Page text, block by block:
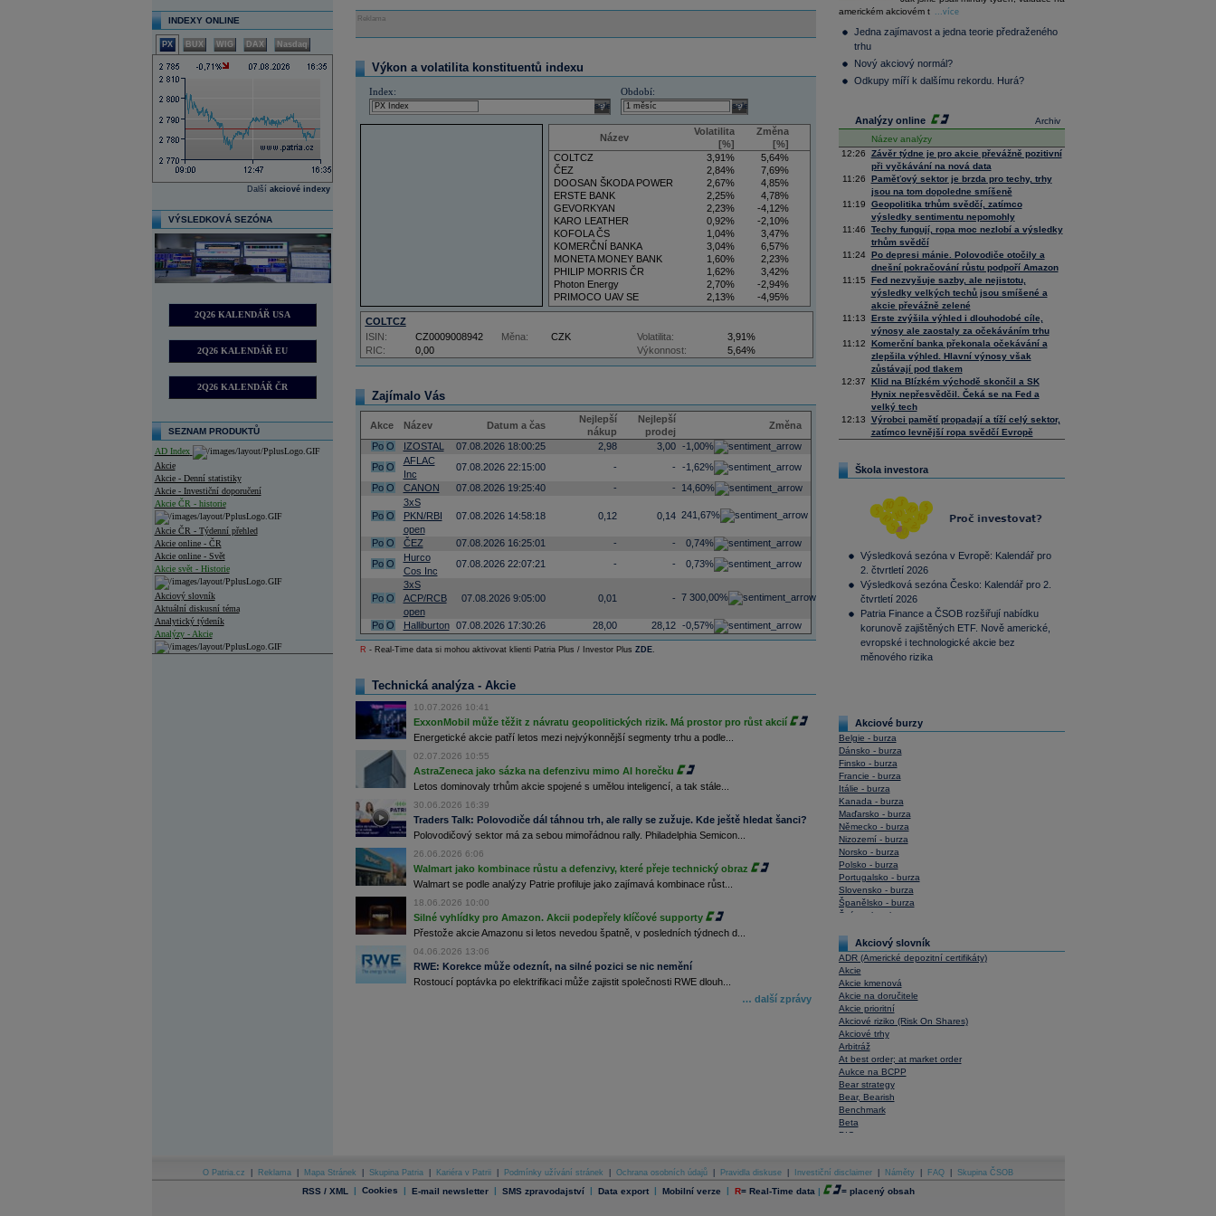
INDEXY ONLINE
PX BUX WIG DAX Nasdaq
Další akciové indexy
VÝSLEDKOVÁ SEZÓNA
2Q26 KALENDÁŘ USA
2Q26 KALENDÁŘ EU
2Q26 KALENDÁŘ ČR
SEZNAM PRODUKTŮ
AD Index
Akcie
Akcie - Denní statistiky
Akcie - Investiční doporučení
Akcie ČR - historie
Akcie ČR - Týdenní přehled
Akcie online - ČR
Akcie online - Svět
Akcie svět - Historie
Akciový slovník
Aktuální diskusní téma
Analytický týdeník
Analýzy - Akcie
Databanka - Ceny
Reklama
Výkon a volatilita konstituentů indexu
Index:
select
Období:
select
Název
Volatilita
[%]
Změna
[%]
COLTCZ
3,91%
5,64%
ČEZ
2,84%
7,69%
DOOSAN ŠKODA POWER
2,67%
4,85%
ERSTE BANK
2,25%
4,78%
GEVORKYAN
2,23%
-4,12%
KARO LEATHER
0,92%
-2,10%
KOFOLA ČS
1,04%
3,47%
KOMERČNÍ BANKA
3,04%
6,57%
MONETA MONEY BANK
1,60%
2,23%
PHILIP MORRIS ČR
1,62%
3,42%
Photon Energy
2,70%
-2,94%
PRIMOCO UAV SE
2,13%
-4,95%
VIG
4,09%
11,61%
COLTCZ
RIC: 0,00
ISIN: CZ0009008942 Měna: CZK Volatilita:
3,91%
Výkonnost:
5,64%
Zajímalo Vás
Akce Název Datum a čas
Nejlepší
nákup
Nejlepší
prodej
Změna
Po O IZOSTAL 07.08.2026 18:00:25 2,98 3,00
-1,00%
Po O
AFLAC
Inc
07.08.2026 22:15:00 - -
-1,62%
Po O CANON 07.08.2026 19:25:40 - - 14,60%
Po O
3xS
PKN/RBI
open
07.08.2026 14:58:18 0,12 0,14 241,67%
Po O ČEZ 07.08.2026 16:25:01 - -
0,74%
Po O
Hurco
Cos Inc
07.08.2026 22:07:21 - - 0,73%
Po O
3xS
ACP/RCB
open
07.08.2026 9:05:00 0,01 - 7 300,00%
Po O Halliburton 07.08.2026 17:30:26 28,00 28,12 -0,57%
R - Real-Time data si mohou aktivovat klienti Patria Plus / Investor Plus ZDE.
Technická analýza - Akcie
10.07.2026 10:41
ExxonMobil může těžit z návratu geopolitických rizik. Má prostor pro růst akcií
Energetické akcie patří letos mezi nejvýkonnější segmenty trhu a podle...
02.07.2026 10:55
AstraZeneca jako sázka na defenzivu mimo AI horečku
Letos dominovaly trhům akcie spojené s umělou inteligencí, a tak stále...
30.06.2026 16:39
Traders Talk: Polovodiče dál táhnou trh, ale rally se zužuje. Kde ještě hledat šanci?
Polovodičový sektor má za sebou mimořádnou rally. Philadelphia Semicon...
26.06.2026 6:06
Walmart jako kombinace růstu a defenzivy, které přeje technický obraz
Walmart se podle analýzy Patrie profiluje jako zajímavá kombinace růst...
18.06.2026 10:00
Silné vyhlídky pro Amazon. Akcii podepřely klíčové supporty
Přestože akcie Amazonu si letos nevedou špatně, v posledních týdnech d...
04.06.2026 13:06
RWE: Korekce může odeznít, na silné pozici se nic nemění
Rostoucí poptávka po elektrifikaci může zajistit společnosti RWE dlouh...
… další zprávy
Composite
Index
36 376,54 0,66
Performance
index
4 068,78
americkém akciovém t
...více
Jedna zajímavost a jedna teorie předraženého
trhu
Nový akciový normál?
Odkupy míří k dalšímu rekordu. Hurá?
Archiv
Analýzy online
Název analýzy
12:26
Závěr týdne je pro akcie převážně pozitivní
při vyčkávání na nová data
11:26
Paměťový sektor je brzda pro techy, trhy
jsou na tom dopoledne smíšeně
11:19
Geopolitika trhům svědčí, zatímco
výsledky sentimentu nepomohly
11:46
Techy fungují, ropa moc nezlobí a výsledky
trhům svědčí
11:24
Po depresi mánie. Polovodiče otočily a
dnešní pokračování růstu podpoří Amazon
11:15
Fed nezvyšuje sazby, ale nejistotu,
výsledky velkých techů jsou smíšené a
akcie převážně zelené
11:13
Erste zvýšila výhled i dlouhodobé cíle,
výnosy ale zaostaly za očekáváním trhu
11:12
Komerční banka překonala očekávání a
zlepšila výhled. Hlavní výnosy však
zůstávají pod tlakem
12:37
Klid na Blízkém východě skončil a SK
Hynix nepřesvědčil. Čeká se na Fed a
velký tech
12:13
Výrobci pamětí propadají a tíží celý sektor,
zatímco levnější ropa svědčí Evropě
Škola investora
Výsledková sezóna v Evropě: Kalendář pro
2. čtvrtletí 2026
Výsledková sezóna Česko: Kalendář pro 2.
čtvrtletí 2026
Patria Finance a ČSOB rozšiřují nabídku
korunově zajištěných ETF. Nově americké,
evropské i technologické akcie bez
měnového rizika
Akciové burzy
Belgie - burza
Dánsko - burza
Finsko - burza
Francie - burza
Itálie - burza
Kanada - burza
Maďarsko - burza
Německo - burza
Nizozemí - burza
Norsko - burza
Polsko - burza
Portugalsko - burza
Slovensko - burza
Španělsko - burza
Švýcarsko - burza
Akciový slovník
ADR (Americké depozitní certifikáty)
Akcie
Akcie kmenová
Akcie na doručitele
Akcie prioritní
Akciové riziko (Risk On Shares)
Akciové trhy
Arbitráž
At best order; at market order
Aukce na BCPP
Bear strategy
Bear, Bearish
Benchmark
Beta
BIC
Bonita
Book To Bill Ratio
Book Value
O Patria.cz Reklama Mapa Stránek Skupina Patria Kariéra v Patrii Podmínky užívání stránek Ochrana osobních údajů Pravidla diskuse Investiční disclaimer Náměty FAQ Skupina ČSOB
RSS / XML | Cookies | E-mail newsletter | SMS zpravodajství | Data export | Mobilní verze | R= Real-Time data | = placený obsah